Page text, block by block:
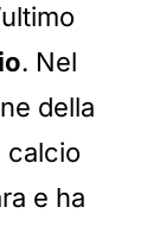
. Nel
della
calcio
e ha